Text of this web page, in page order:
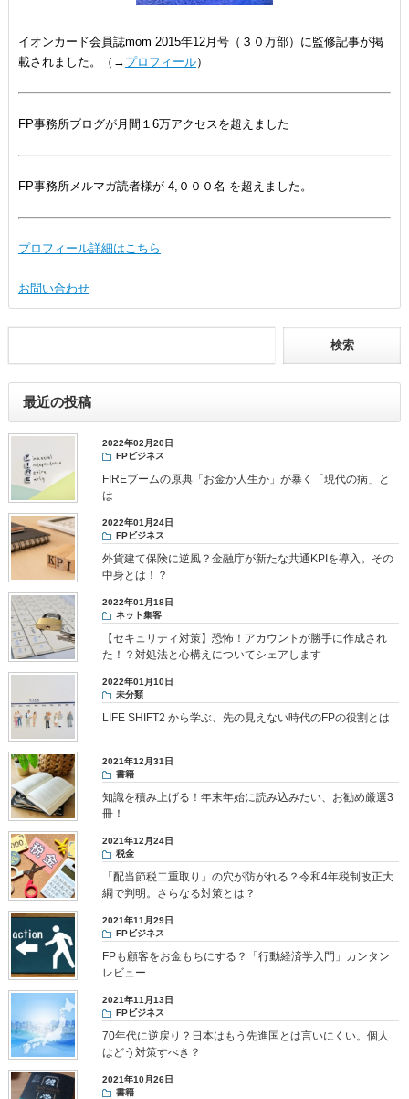
イオンカード会員誌mom 2015年12月号（３０万部）に監修記事が掲
載されました。（→ プロフィール）
FP事務所ブログが月間１6万アクセスを超えました
FP事務所メルマガ読者様が 4,０００名 を超えました。
プロフィール詳細はこちら
お問い合わせ
最近の投稿
2022年02月20日
FPビジネス
FIREブームの原典「お金か人生か」が暴く「現代の病」と
は
2022年01月24日
FPビジネス
外貨建て保険に逆風？金融庁が新たな共通KPIを導入。その
中身とは！？
2022年01月18日
ネット集客
【セキュリティ対策】恐怖！アカウントが勝手に作成され
た！？対処法と心構えについてシェアします
2022年01月10日
未分類
LIFE SHIFT2 から学ぶ、先の見えない時代のFPの役割とは
2021年12月31日
書籍
知識を積み上げる！年末年始に読み込みたい、お勧め厳選3
冊！
2021年12月24日
税金
「配当節税二重取り」の穴が防がれる？令和4年税制改正大
綱で判明。さらなる対策とは？
2021年11月29日
FPビジネス
FPも顧客をお金もちにする？「行動経済学入門」カンタン
レビュー
2021年11月13日
FPビジネス
70年代に逆戻り？日本はもう先進国とは言いにくい。個人
はどう対策すべき？
2021年10月26日
書籍